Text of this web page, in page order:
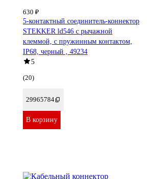
630 ₽
5-контактный соединитель-коннектор
STEKKER ld546 с рычажной
клеммой, с пружинным контактом,
IP68, черный , 49234
5
(20)
29965784
В корзину